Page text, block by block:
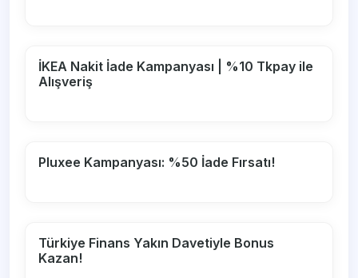
İKEA Nakit İade Kampanyası | %10 Tkpay ile
Alışveriş
Pluxee Kampanyası: %50 İade Fırsatı!
Türkiye Finans Yakın Davetiyle Bonus
Kazan!